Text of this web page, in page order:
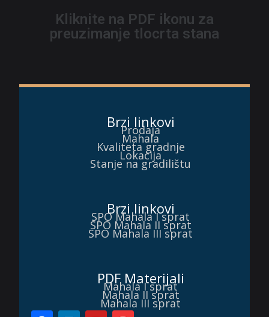
Kliknite na PDF ikonu za
preuzimanje tlocrta stana
Brzi linkovi
Prodaja
Mahala
Kvaliteta gradnje
Lokacija
Stanje na gradilištu
Brzi linkovi
SPO Mahala I sprat
SPO Mahala II sprat
SPO Mahala III sprat
PDF Materijali
Mahala I sprat
Mahala II sprat
Mahala III sprat